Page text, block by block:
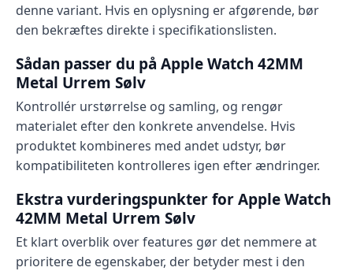
denne variant. Hvis en oplysning er afgørende, bør
den bekræftes direkte i specifikationslisten.
Sådan passer du på Apple Watch 42MM
Metal Urrem Sølv
Kontrollér urstørrelse og samling, og rengør
materialet efter den konkrete anvendelse. Hvis
produktet kombineres med andet udstyr, bør
kompatibiliteten kontrolleres igen efter ændringer.
Ekstra vurderingspunkter for Apple Watch
42MM Metal Urrem Sølv
Et klart overblik over features gør det nemmere at
prioritere de egenskaber, der betyder mest i den